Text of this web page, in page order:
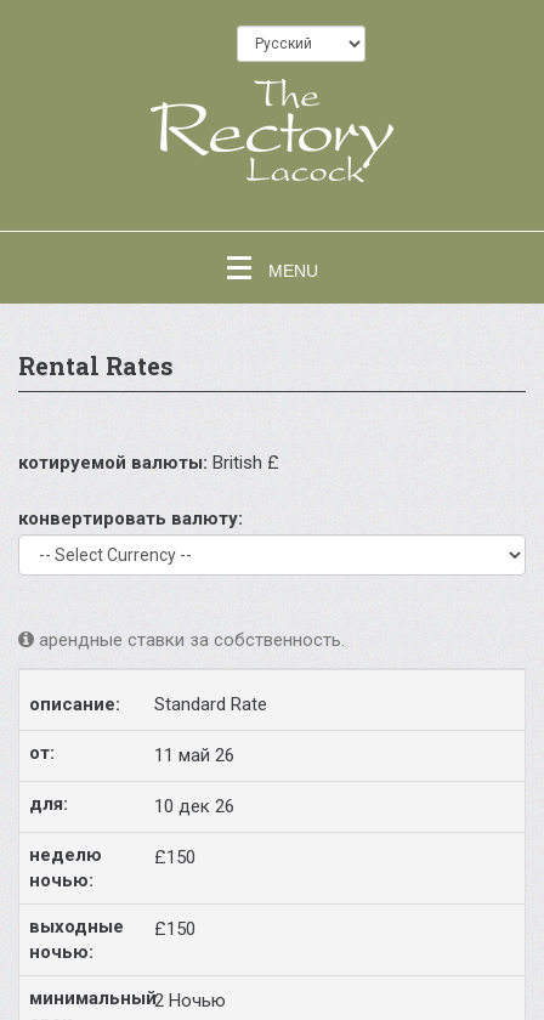
MENU
Rental Rates
котируемой валюты: British £
конвертировать валюту:
арендные ставки за собственность.
Standard Rate
11 май 26
10 дек 26
£150
£150
2 Ночью